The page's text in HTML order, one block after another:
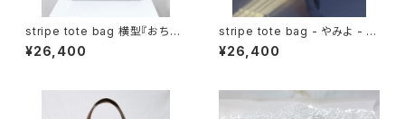
stripe tote bag 横型『おち
ば』( green )
¥26,400
stripe tote bag - やみよ - (
black )
¥26,400